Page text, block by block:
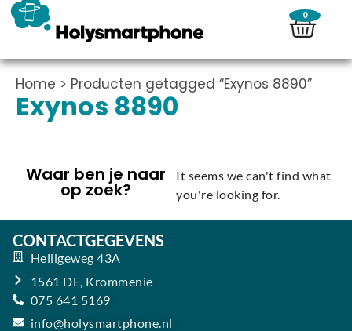
0
Home > Producten getagged “Exynos 8890”
Exynos 8890
Waar ben je naar
op zoek?
It seems we can't find what
you're looking for.
CONTACTGEGEVENS
Heiligeweg 43A
1561 DE, Krommenie
075 641 5169
info@holysmartphone.nl